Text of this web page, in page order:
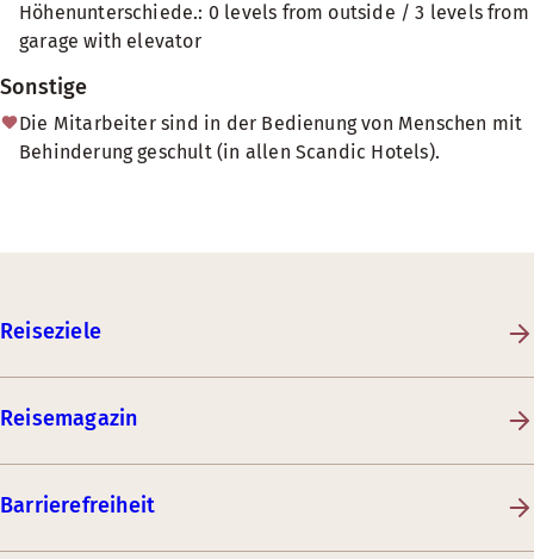
Höhenunterschiede.: 0 levels from outside / 3 levels from
garage with elevator
Sonstige
Die Mitarbeiter sind in der Bedienung von Menschen mit
Behinderung geschult (in allen Scandic Hotels).
Reiseziele
Reisemagazin
Barrierefreiheit